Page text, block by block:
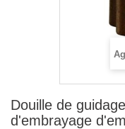
Douille de
d'embrayage